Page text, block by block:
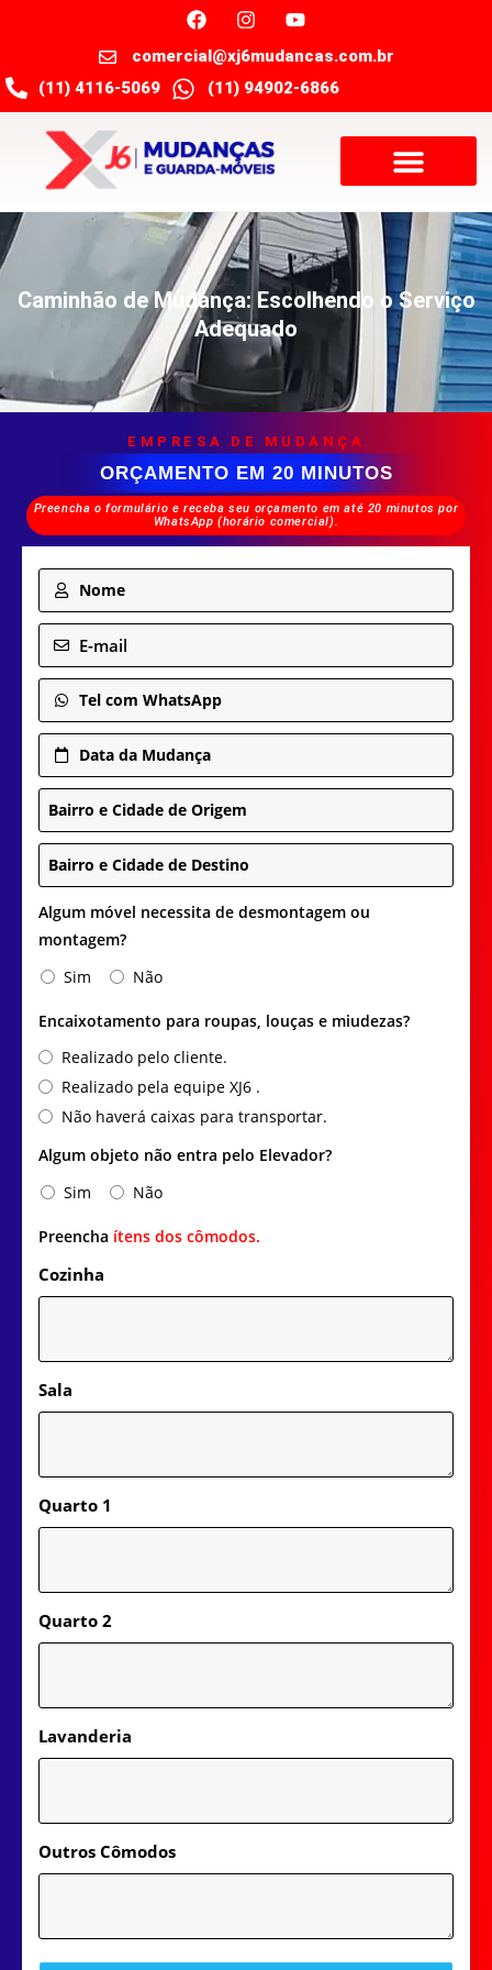
comercial@xj6mudancas.com.br
(11) 4116-5069
(11) 94902-6866
Caminhão de Mudança: Escolhendo o Serviço
Adequado
EMPRESA DE MUDANÇA
ORÇAMENTO EM 20 MINUTOS
Preencha o formulário e receba seu orçamento em até 20 minutos por
WhatsApp (horário comercial).
Nome
E-mail
Tel com WhatsApp
Data da Mudança
Bairro e Cidade de Origem
Bairro e Cidade de Destino
Algum móvel necessita de desmontagem ou
montagem?
Sim
Não
Encaixotamento para roupas, louças e miudezas?
Realizado pelo cliente.
Realizado pela equipe XJ6 .
Não haverá caixas para transportar.
Algum objeto não entra pelo Elevador?
Sim
Não
Preencha ítens dos cômodos.
Cozinha
Sala
Quarto 1
Quarto 2
Lavanderia
Outros Cômodos